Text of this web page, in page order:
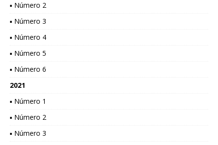
▪ Número 2
▪ Número 3
▪ Número 4
▪ Número 5
▪ Número 6
2021
▪ Número 1
▪ Número 2
▪ Número 3